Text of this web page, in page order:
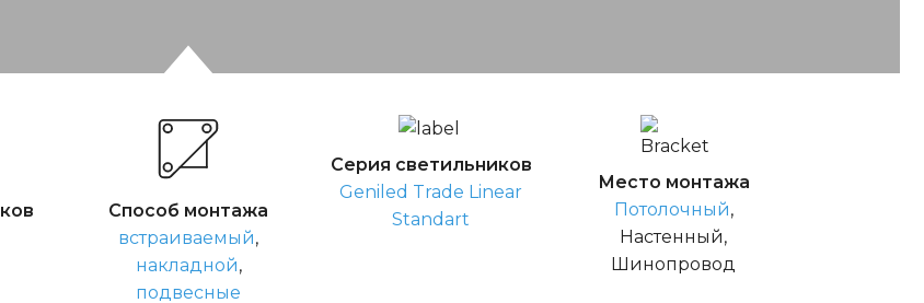
Способ монтажа
встраиваемый,
накладной,
подвесные
Серия светильников
Geniled Trade Linear
Standart
Место монтажа
Потолочный,
Настенный,
Шинопровод